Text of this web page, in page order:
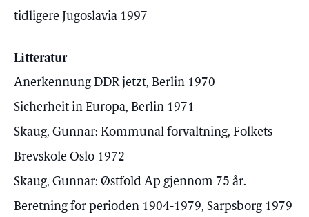
tidligere Jugoslavia 1997
Litteratur
Anerkennung DDR jetzt, Berlin 1970
Sicherheit in Europa, Berlin 1971
Skaug, Gunnar: Kommunal forvaltning, Folkets
Brevskole Oslo 1972
Skaug, Gunnar: Østfold Ap gjennom 75 år.
Beretning for perioden 1904-1979, Sarpsborg 1979